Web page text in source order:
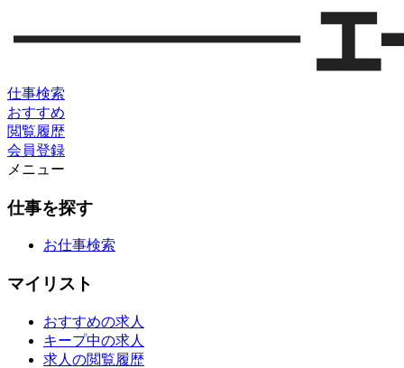
仕事検索
おすすめ
閲覧履歴
会員登録
メニュー
仕事を探す
お仕事検索
マイリスト
おすすめの求人
キープ中の求人
求人の閲覧履歴